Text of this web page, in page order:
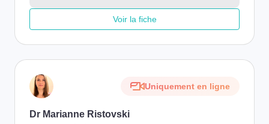
Voir la fiche
Uniquement en ligne
Dr Marianne Ristovski